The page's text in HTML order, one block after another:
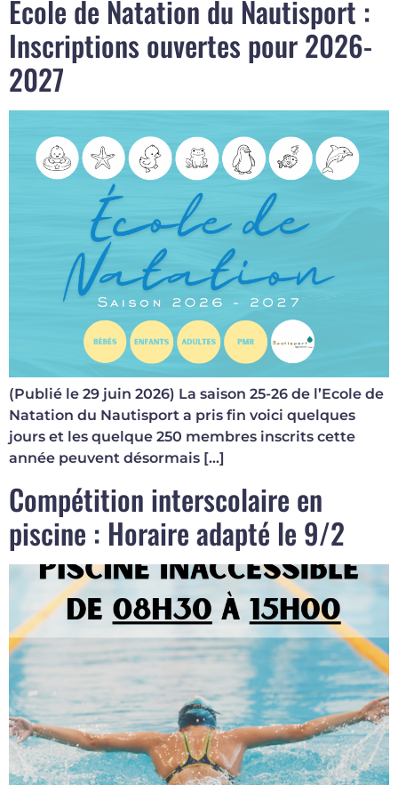
École de Natation du Nautisport :
Inscriptions ouvertes pour 2026-
2027
(Publié le 29 juin 2026) La saison 25-26 de l’Ecole de
Natation du Nautisport a pris fin voici quelques
jours et les quelque 250 membres inscrits cette
année peuvent désormais […]
Compétition interscolaire en
piscine : Horaire adapté le 9/2